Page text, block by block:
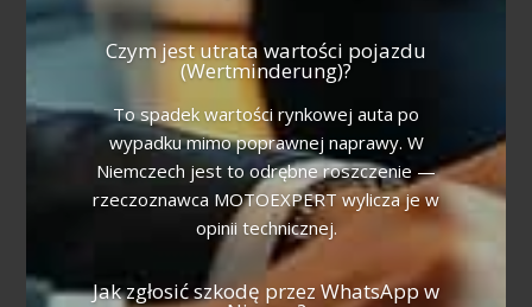
Czym jest utrata wartości pojazdu
(Wertminderung)?
To spadek wartości rynkowej auta po
wypadku mimo poprawnej naprawy. W
Niemczech jest to odrębne roszczenie —
rzeczoznawca MOTOEXPERT wylicza je w
opinii technicznej.
Jak zgłosić szkodę przez WhatsApp w